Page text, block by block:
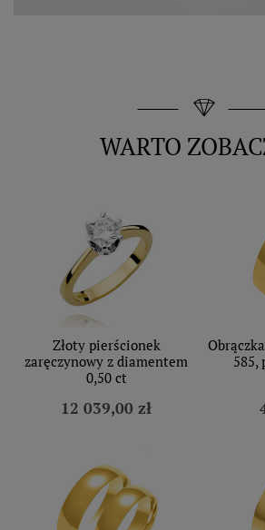
WARTO
Złoty pierścionek
zaręczynowy z diamentem
0,50 ct
12 039,00 zł
585,